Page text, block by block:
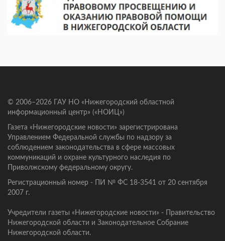
© 2006–2026 ГАУ НО «Нижегородский областной
информационный центр» («НОИЦ»)
Газета «Нижегородские новости» зарегистрирована
Управлением Федеральной службы по надзору за
соблюдением законодательства в сфере массовых
коммуникаций и охране культурного наследия по
Приволжскому федеральному округу.
Регистрационный номер - ПИ № ФС 18-3541 от 20 сентября
2007 г.
Учредители газеты «Нижегородские новости» - Правительство
Нижегородской области и Законодательное Собрание
Нижегородской области.